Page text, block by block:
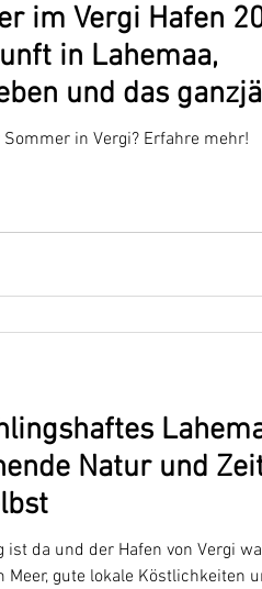
im Vergi Hafen
in Lahemaa,
und das
Wirkes’
in Vergi? Erfahre mehr!
Natur und
ist da und der Hafen von Vergi
Meer, gute lokale Köstlichkeiten